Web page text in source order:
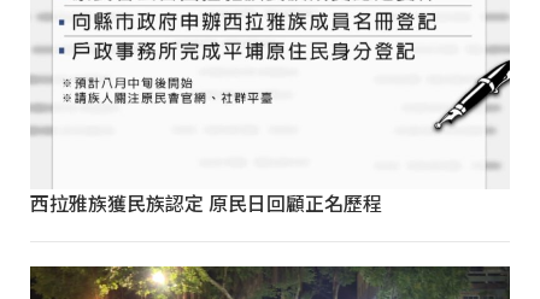
西拉雅族獲民族認定 原民日回顧正名歷程